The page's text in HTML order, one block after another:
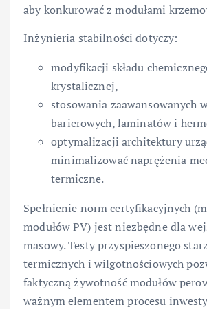
aby konkurować z modułami
Inżynieria stabilności dotyczy:
modyfikacji składu
krystalicznej,
stosowania zaawansowanych
barierowych, laminatów i
optymalizacji architektury
minimalizować naprężenia
termiczne.
Spełnienie norm certyfikacyjnych
modułów PV) jest niezbędne dla
masowy. Testy przyspieszonego
termicznych i wilgotnościowych
faktyczną żywotność modułów
ważnym elementem procesu